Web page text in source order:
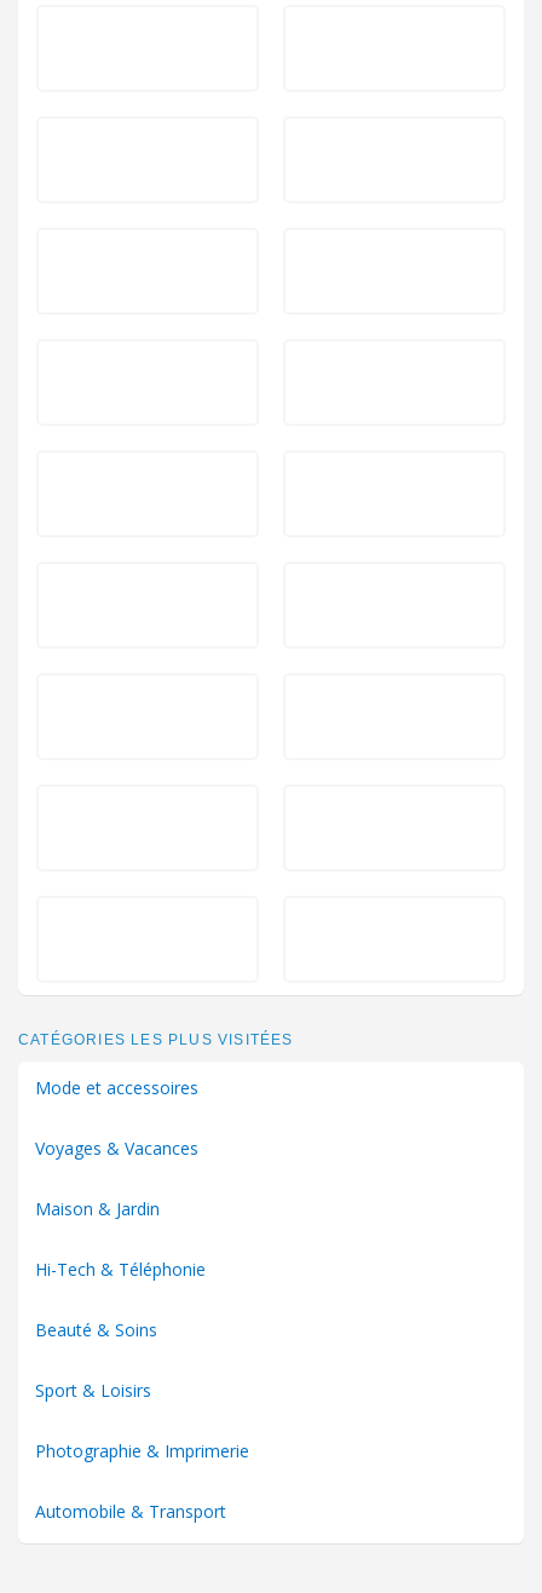
CATÉGORIES LES PLUS VISITÉES
Mode et accessoires
Voyages & Vacances
Maison & Jardin
Hi-Tech & Téléphonie
Beauté & Soins
Sport & Loisirs
Photographie & Imprimerie
Automobile & Transport